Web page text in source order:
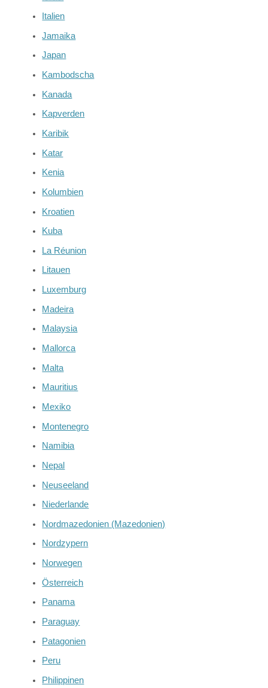
Italien
Jamaika
Japan
Kambodscha
Kanada
Kapverden
Karibik
Katar
Kenia
Kolumbien
Kroatien
Kuba
La Réunion
Litauen
Luxemburg
Madeira
Malaysia
Mallorca
Malta
Mauritius
Mexiko
Montenegro
Namibia
Nepal
Neuseeland
Niederlande
Nordmazedonien (Mazedonien)
Nordzypern
Norwegen
Österreich
Panama
Paraguay
Patagonien
Peru
Philippinen